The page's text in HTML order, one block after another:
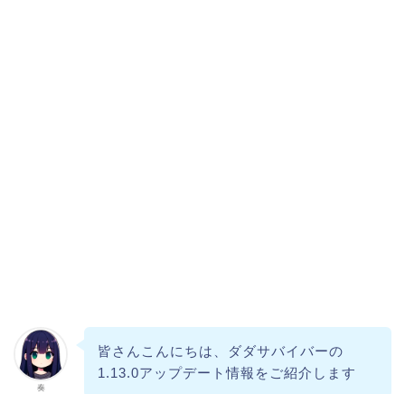
奏
皆さんこんにちは、ダダサバイバーの
1.13.0アップデート情報をご紹介します